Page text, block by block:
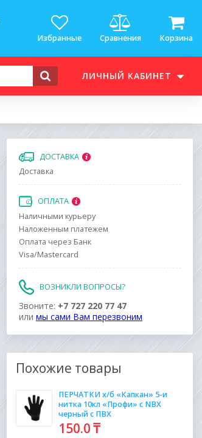
Избранные Сравнения Корзина
ЛИЧНЫЙ КАБИНЕТ
ДОСТАВКА
Доставка
ОПЛАТА
Наличными курьеру
Наложенным платежем
Оплата через Банк
Visa/Mastercard
ВОЗНИКЛИ ВОПРОСЫ?
Звоните: +7 727 220 77 47
или мы сами Вам перезвоним
Похожие товары
ПЕРЧАТКИ х/б «Капкан» 5-и
нитка 10кл «Профи» с NBX
черный с ПВХ
150.0₸